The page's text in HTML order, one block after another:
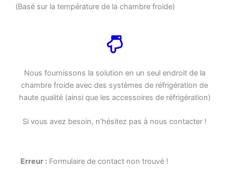
(Basé sur la température de la chambre froide)
Nous fournissons la solution en un seul endroit de la
chambre froide avec des systèmes de réfrigération de
haute qualité (ainsi que les accessoires de réfrigération)
Si vous avez besoin, n’hésitez pas à nous contacter !
Erreur : Formulaire de contact non trouvé !